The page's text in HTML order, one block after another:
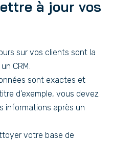
à jour vos
sur vos clients sont la
CRM.
sont exactes et
d’exemple, vous devez
informations après un
votre base de